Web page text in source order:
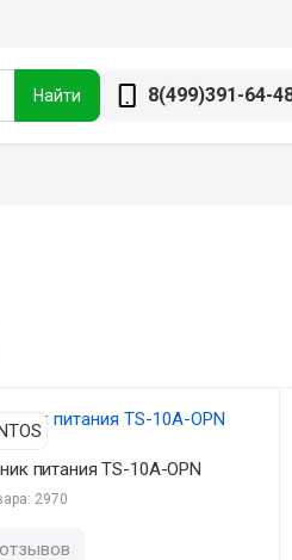
Найти 8(499)391-64-
питания TS-10A-OPN
2970